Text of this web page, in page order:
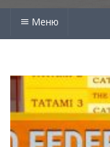
Меню